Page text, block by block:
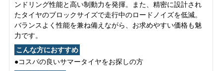
ンドリング性能と高い制動力を発揮。また、精密に設計され
たタイヤのブロックサイズで走行中のロードノイズを低減。
バランスよく性能を兼ね備えながら、お求めやすい価格も魅
力です。
こんな方におすすめ
●コスパの良いサマータイヤをお探しの方